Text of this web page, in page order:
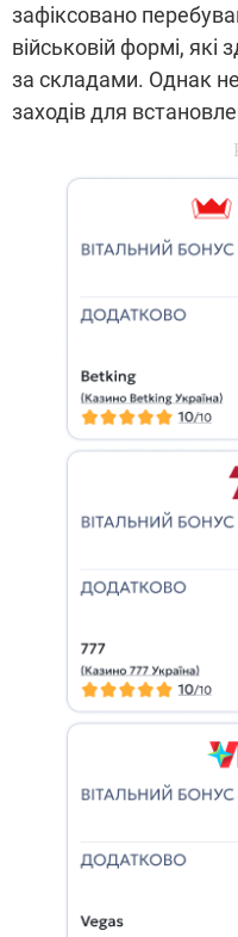
зафіксовано
військовій формі,
за складами. Однак
заходів для